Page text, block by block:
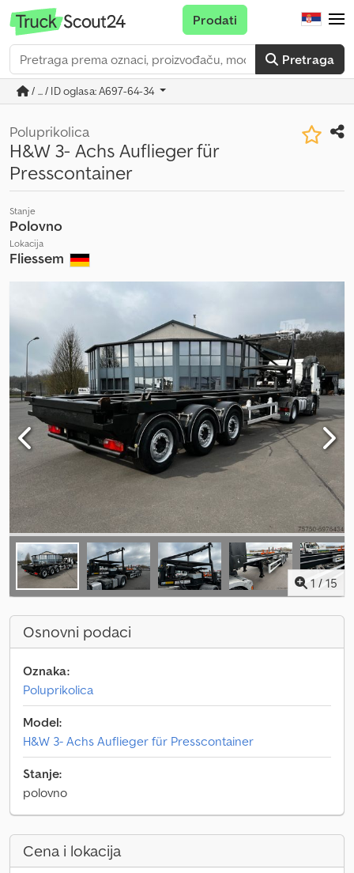
Pretraga
Prodati
/ ... / ID oglasa: A697-64-34
Poluprikolica
H&W 3- Achs Auflieger für
Presscontainer
Stanje
Polovno
Lokacija
Fliessem
1 / 15
Osnovni podaci
Oznaka:
Poluprikolica
Model:
H&W 3- Achs Auflieger für Presscontainer
Stanje:
polovno
Cena i lokacija